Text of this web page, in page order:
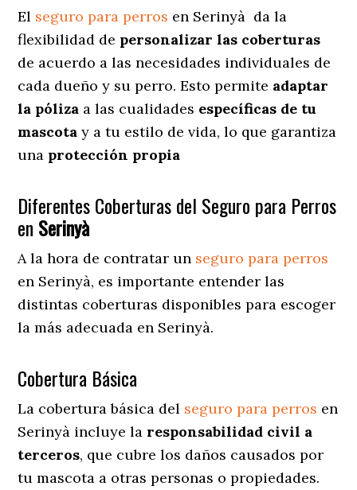
El seguro para perros en Serinyà da la
flexibilidad de personalizar las coberturas
de acuerdo a las necesidades individuales de
cada dueño y su perro. Esto permite adaptar
la póliza a las cualidades específicas de tu
mascota y a tu estilo de vida, lo que garantiza
una protección propia
Diferentes Coberturas del Seguro para Perros
en Serinyà
A la hora de contratar un seguro para perros
en Serinyà, es importante entender las
distintas coberturas disponibles para escoger
la más adecuada en Serinyà.
Cobertura Básica
La cobertura básica del seguro para perros en
Serinyà incluye la responsabilidad civil a
terceros, que cubre los daños causados por
tu mascota a otras personas o propiedades.